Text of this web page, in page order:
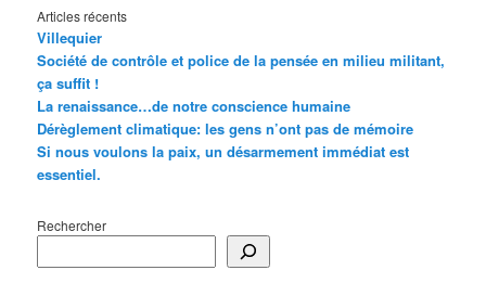
Articles récents
Villequier
Société de contrôle et police de la pensée en milieu militant,
ça suffit !
La renaissance…de notre conscience humaine
Dérèglement climatique: les gens n’ont pas de mémoire
Si nous voulons la paix, un désarmement immédiat est
essentiel.
Rechercher